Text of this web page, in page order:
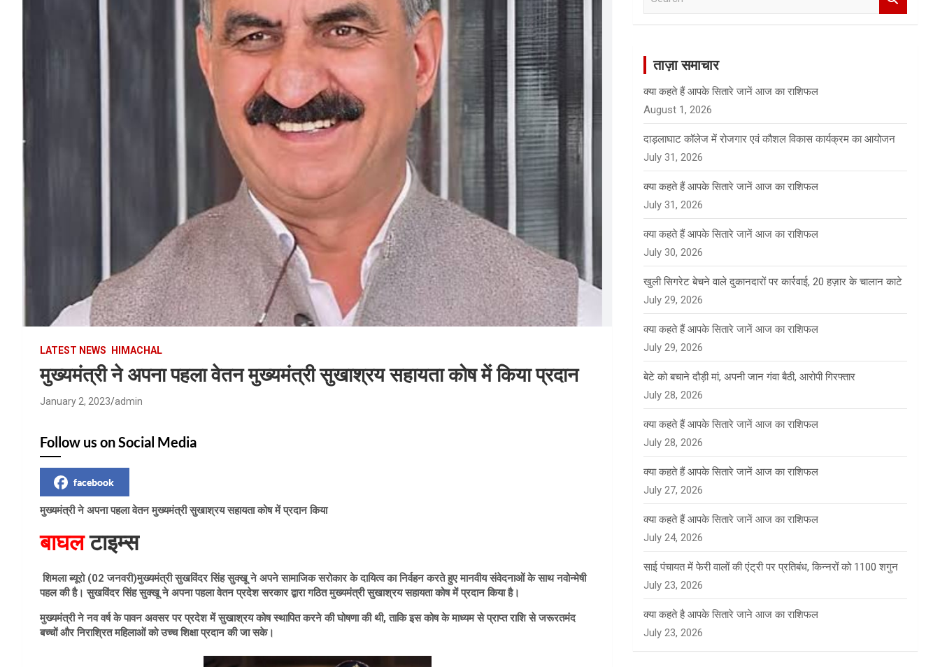
HP News.
LATEST NEWS HIMACHAL
मुख्यमंत्री ने अपना पहला वेतन मुख्यमंत्री सुखाश्रय सहायता कोष में किया प्रदान
January 2, 2023 admin
Follow us on Social Media
facebook
मुख्यमंत्री ने अपना पहला वेतन मुख्यमंत्री सुखाश्रय सहायता कोष में प्रदान किया
बाघलटाइम्स
शिमला ब्यूरो (02 जनवरी)मुख्यमंत्री सुखविंदर सिंह सुक्खू ने अपने सामाजिक सरोकार के दायित्व का निर्वहन करते हुए मानवीय संवेदनाओं के साथ नवोन्मेषी
पहल की है। सुखविंदर सिंह सुक्खू ने अपना पहला वेतन प्रदेश सरकार द्वारा गठित मुख्यमंत्री सुखाश्रय सहायता कोष में प्रदान किया है।
मुख्यमंत्री ने नव वर्ष के पावन अवसर पर प्रदेश में सुखाश्रय कोष स्थापित करने की घोषणा की थी, ताकि इस कोष के माध्यम से प्राप्त राशि से जरूरतमंद
बच्चों और निराश्रित महिलाओं को उच्च शिक्षा प्रदान की जा सके।
ताज़ा समाचार
क्या कहते हैं आपके सितारे जानें आज का राशिफल
August 1, 2026
दाड़लाघाट कॉलेज में रोजगार एवं कौशल विकास कार्यक्रम का आयोजन
July 31, 2026
क्या कहते हैं आपके सितारे जानें आज का राशिफल
July 31, 2026
क्या कहते हैं आपके सितारे जानें आज का राशिफल
July 30, 2026
खुली सिगरेट बेचने वाले दुकानदारों पर कार्रवाई, 20 हज़ार के चालान काटे
July 29, 2026
क्या कहते हैं आपके सितारे जानें आज का राशिफल
July 29, 2026
बेटे को बचाने दौड़ी मां, अपनी जान गंवा बैठी, आरोपी गिरफ्तार
July 28, 2026
क्या कहते हैं आपके सितारे जानें आज का राशिफल
July 28, 2026
क्या कहते हैं आपके सितारे जानें आज का राशिफल
July 27, 2026
क्या कहते हैं आपके सितारे जानें आज का राशिफल
July 24, 2026
साई पंचायत में फेरी वालों की एंट्री पर प्रतिबंध, किन्नरों को 1100 शगुन
July 23, 2026
क्या कहते है आपके सितारे जाने आज का राशिफल
July 23, 2026